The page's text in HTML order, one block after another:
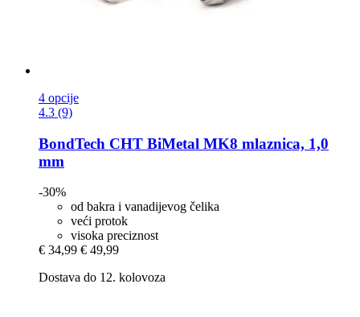
4 opcije
4.3 (9)
BondTech CHT BiMetal MK8 mlaznica, 1,0
mm
-30%
od bakra i vanadijevog čelika
veći protok
visoka preciznost
€ 34,99 € 49,99
Dostava do 12. kolovoza